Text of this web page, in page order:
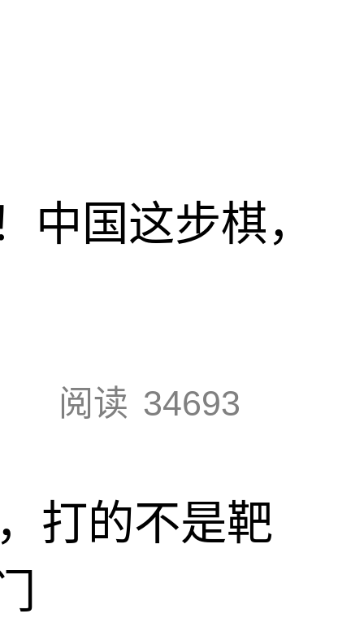
中国这步棋，
阅读 34693
打的不是靶